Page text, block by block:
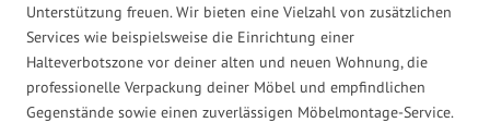
Unterstützung freuen. Wir bieten eine Vielzahl von zusätzlichen
Services wie beispielsweise die Einrichtung einer
Halteverbotszone vor deiner alten und neuen Wohnung, die
professionelle Verpackung deiner Möbel und empfindlichen
Gegenstände sowie einen zuverlässigen Möbelmontage-Service.